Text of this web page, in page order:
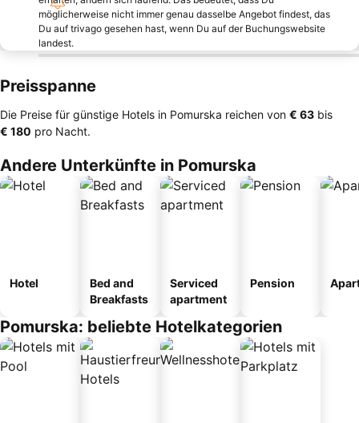
möglicherweise nicht immer genau dasselbe Angebot findest, das
Du auf trivago gesehen hast, wenn Du auf der Buchungswebsite
landest.
Preisspanne
Die Preise für günstige Hotels in Pomurska reichen von ‎€ 63 bis
‎€ 180 pro Nacht.
Andere Unterkünfte in Pomurska
Hotel
Bed and
Breakfasts
Serviced
apartment
Pension
Pomurska: beliebte Hotelkategorien